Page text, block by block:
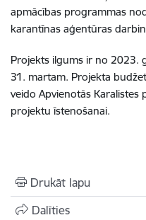
apmācības programmas
karantīnas aģentūras
Projekts ilgums ir no 2023.
31. martam. Projekta
veido Apvienotās Karalistes
projektu īstenošanai.
Drukāt lapu
Dalīties